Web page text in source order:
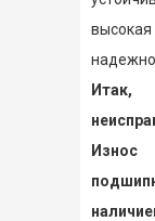
высокая
Итак,
Износ